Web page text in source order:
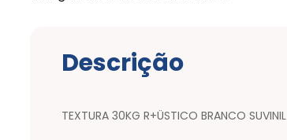
Descrição
TEXTURA 30KG R+ÜSTICO BRANCO SUVINIL